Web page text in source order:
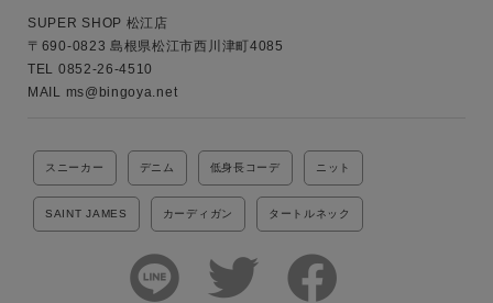
ブランド
SUPER SHOP 松江店
〒690-0823 島根県松江市西川津町4085
TEL 0852-26-4510
MAIL ms@bingoya.net
スニーカー デニム 低身長コーデ ニット
SAINT JAMES カーディガン タートルネック